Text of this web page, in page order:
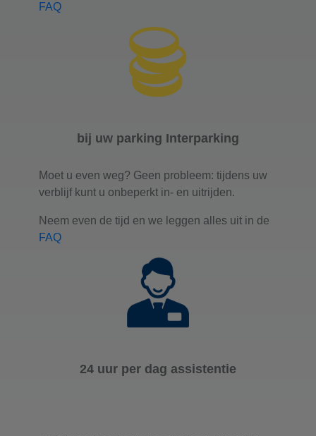
FAQ
bij uw parking Interparking
Moet u even weg? Geen probleem: tijdens uw
verblijf kunt u onbeperkt in- en uitrijden.
Neem even de tijd en we leggen alles uit in de
FAQ
24 uur per dag assistentie